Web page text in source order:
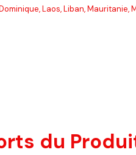
Laos, Liban, Mauritanie,
du